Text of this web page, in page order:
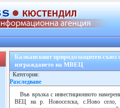
Балканският природозащитен съюз
изграждането на МВЕЦ
Категория:
Разследване
Във връзка с инвестиционното
ВЕЦ на р. Новоселска, с.Ново село,